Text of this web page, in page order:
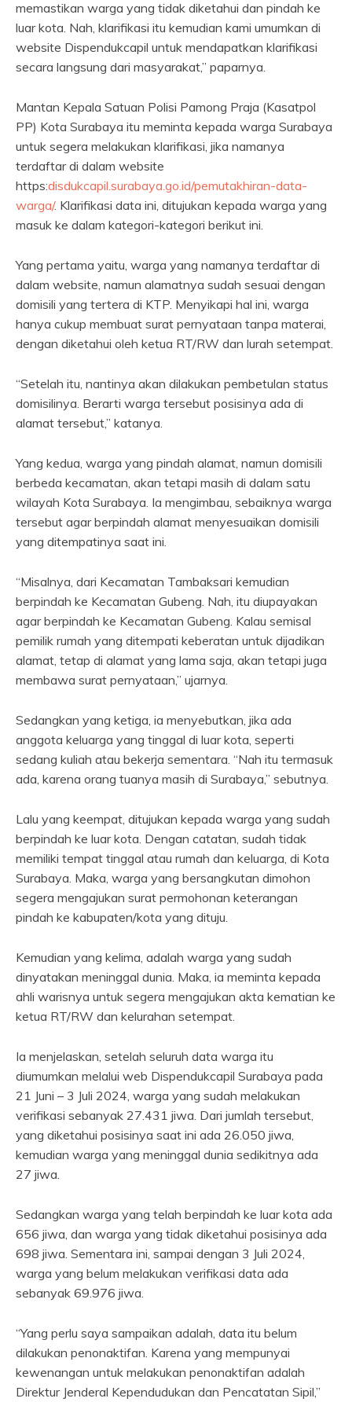
memastikan warga yang tidak diketahui dan pindah ke
luar kota. Nah, klarifikasi itu kemudian kami umumkan di
website Dispendukcapil untuk mendapatkan klarifikasi
secara langsung dari masyarakat,” paparnya.
Mantan Kepala Satuan Polisi Pamong Praja (Kasatpol
PP) Kota Surabaya itu meminta kepada warga Surabaya
untuk segera melakukan klarifikasi, jika namanya
terdaftar di dalam website
https:disdukcapil.surabaya.go.id/pemutakhiran-data-
warga/. Klarifikasi data ini, ditujukan kepada warga yang
masuk ke dalam kategori-kategori berikut ini.
Yang pertama yaitu, warga yang namanya terdaftar di
dalam website, namun alamatnya sudah sesuai dengan
domisili yang tertera di KTP. Menyikapi hal ini, warga
hanya cukup membuat surat pernyataan tanpa materai,
dengan diketahui oleh ketua RT/RW dan lurah setempat.
“Setelah itu, nantinya akan dilakukan pembetulan status
domisilinya. Berarti warga tersebut posisinya ada di
alamat tersebut,” katanya.
Yang kedua, warga yang pindah alamat, namun domisili
berbeda kecamatan, akan tetapi masih di dalam satu
wilayah Kota Surabaya. Ia mengimbau, sebaiknya warga
tersebut agar berpindah alamat menyesuaikan domisili
yang ditempatinya saat ini.
“Misalnya, dari Kecamatan Tambaksari kemudian
berpindah ke Kecamatan Gubeng. Nah, itu diupayakan
agar berpindah ke Kecamatan Gubeng. Kalau semisal
pemilik rumah yang ditempati keberatan untuk dijadikan
alamat, tetap di alamat yang lama saja, akan tetapi juga
membawa surat pernyataan,” ujarnya.
Sedangkan yang ketiga, ia menyebutkan, jika ada
anggota keluarga yang tinggal di luar kota, seperti
sedang kuliah atau bekerja sementara. “Nah itu termasuk
ada, karena orang tuanya masih di Surabaya,” sebutnya.
Lalu yang keempat, ditujukan kepada warga yang sudah
berpindah ke luar kota. Dengan catatan, sudah tidak
memiliki tempat tinggal atau rumah dan keluarga, di Kota
Surabaya. Maka, warga yang bersangkutan dimohon
segera mengajukan surat permohonan keterangan
pindah ke kabupaten/kota yang dituju.
Kemudian yang kelima, adalah warga yang sudah
dinyatakan meninggal dunia. Maka, ia meminta kepada
ahli warisnya untuk segera mengajukan akta kematian ke
ketua RT/RW dan kelurahan setempat.
Ia menjelaskan, setelah seluruh data warga itu
diumumkan melalui web Dispendukcapil Surabaya pada
21 Juni – 3 Juli 2024, warga yang sudah melakukan
verifikasi sebanyak 27.431 jiwa. Dari jumlah tersebut,
yang diketahui posisinya saat ini ada 26.050 jiwa,
kemudian warga yang meninggal dunia sedikitnya ada
27 jiwa.
Sedangkan warga yang telah berpindah ke luar kota ada
656 jiwa, dan warga yang tidak diketahui posisinya ada
698 jiwa. Sementara ini, sampai dengan 3 Juli 2024,
warga yang belum melakukan verifikasi data ada
sebanyak 69.976 jiwa.
“Yang perlu saya sampaikan adalah, data itu belum
dilakukan penonaktifan. Karena yang mempunyai
kewenangan untuk melakukan penonaktifan adalah
Direktur Jenderal Kependudukan dan Pencatatan Sipil,”